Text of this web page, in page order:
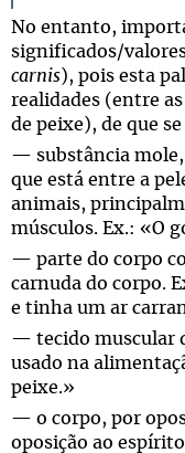
No entanto,
significados/
carnis), pois esta
realidades (entre
de peixe), de que
— substância mole,
que está entre a
animais,
músculos. Ex.: «O
— parte do corpo
carnuda do corpo.
e tinha um ar
— tecido muscular
usado na
peixe.»
— o corpo, por
oposição ao